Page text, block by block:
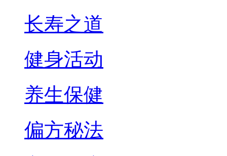
长寿之道
健身活动
养生保健
偏方秘法